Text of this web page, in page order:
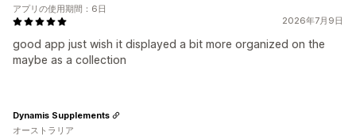
2026年7月9日
good app just wish it displayed a bit more organized on the
maybe as a collection
アプリの使用期間：6日
Dynamis Supplements
オーストラリア